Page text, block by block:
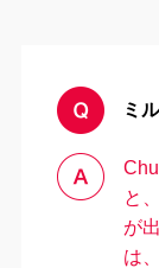
お問い合わせ
ミ
と
が
は